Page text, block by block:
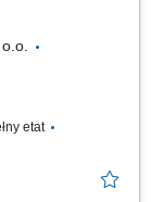
związanych z
etat